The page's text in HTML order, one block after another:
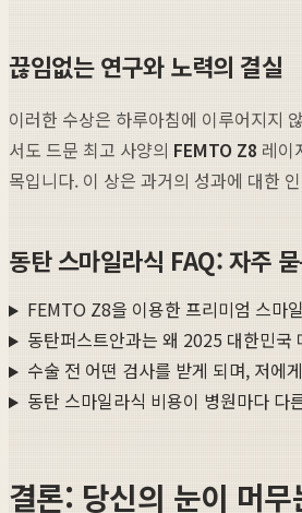
끊임없는 연구와 노력의 결실
이러한 수상은 하루아침에 이루어지지
서도 드문 최고 사양의 FEMTO Z8 레이
목입니다. 이 상은 과거의 성과에 대한
동탄 스마일라식 FAQ: 자주
FEMTO Z8을 이용한 프리미엄 스마
동탄퍼스트안과는 왜 2025 대한민국
수술 전 어떤 검사를 받게 되며, 저에
동탄 스마일라식 비용이 병원마다 다
결론: 당신의 눈이 머